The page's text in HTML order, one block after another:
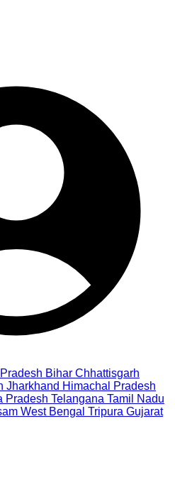
Bihar Chhattisgarh
Jharkhand Himachal Pradesh
Pradesh Telangana Tamil Nadu
West Bengal Tripura Gujarat